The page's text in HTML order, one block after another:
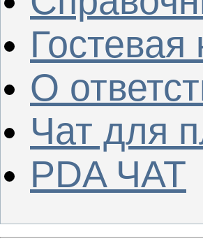
Гостевая
О
Чат для
PDA ЧАТ